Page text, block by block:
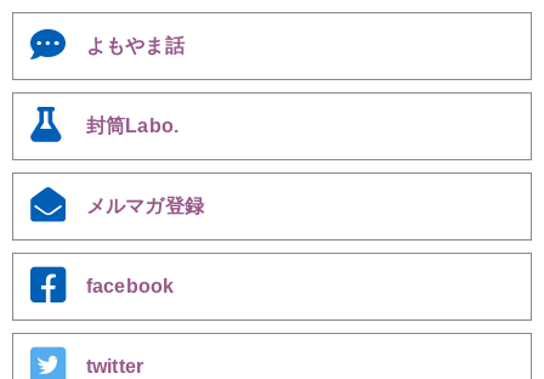
よもやま話
封筒Labo.
メルマガ登録
facebook
twitter